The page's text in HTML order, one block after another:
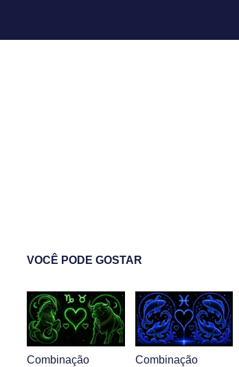
VOCÊ PODE GOSTAR
Combinação
Combinação